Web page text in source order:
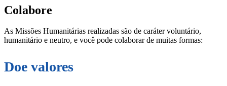
Colabore
As Missões Humanitárias realizadas são de caráter voluntário,
humanitário e neutro, e você pode colaborar de muitas formas:
Doe valores